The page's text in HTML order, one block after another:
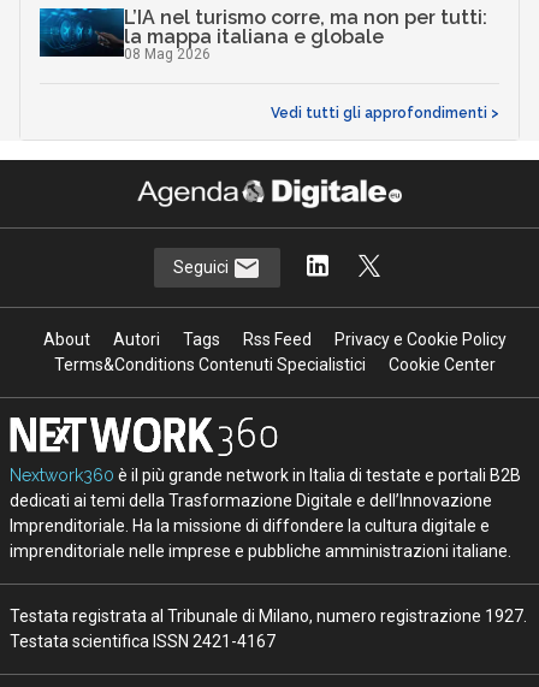
L’IA nel turismo corre, ma non per tutti:
la mappa italiana e globale
08 Mag 2026
Vedi tutti gli approfondimenti >
Seguici
About Autori Tags Rss Feed
Privacy e Cookie Policy
Terms&Conditions Contenuti Specialistici
Cookie Center
Nextwork360 è il più grande network in Italia di testate e portali B2B
dedicati ai temi della Trasformazione Digitale e dell’Innovazione
Imprenditoriale. Ha la missione di diffondere la cultura digitale e
imprenditoriale nelle imprese e pubbliche amministrazioni italiane.
Testata registrata al Tribunale di Milano, numero registrazione 1927.
Testata scientifica ISSN 2421-4167